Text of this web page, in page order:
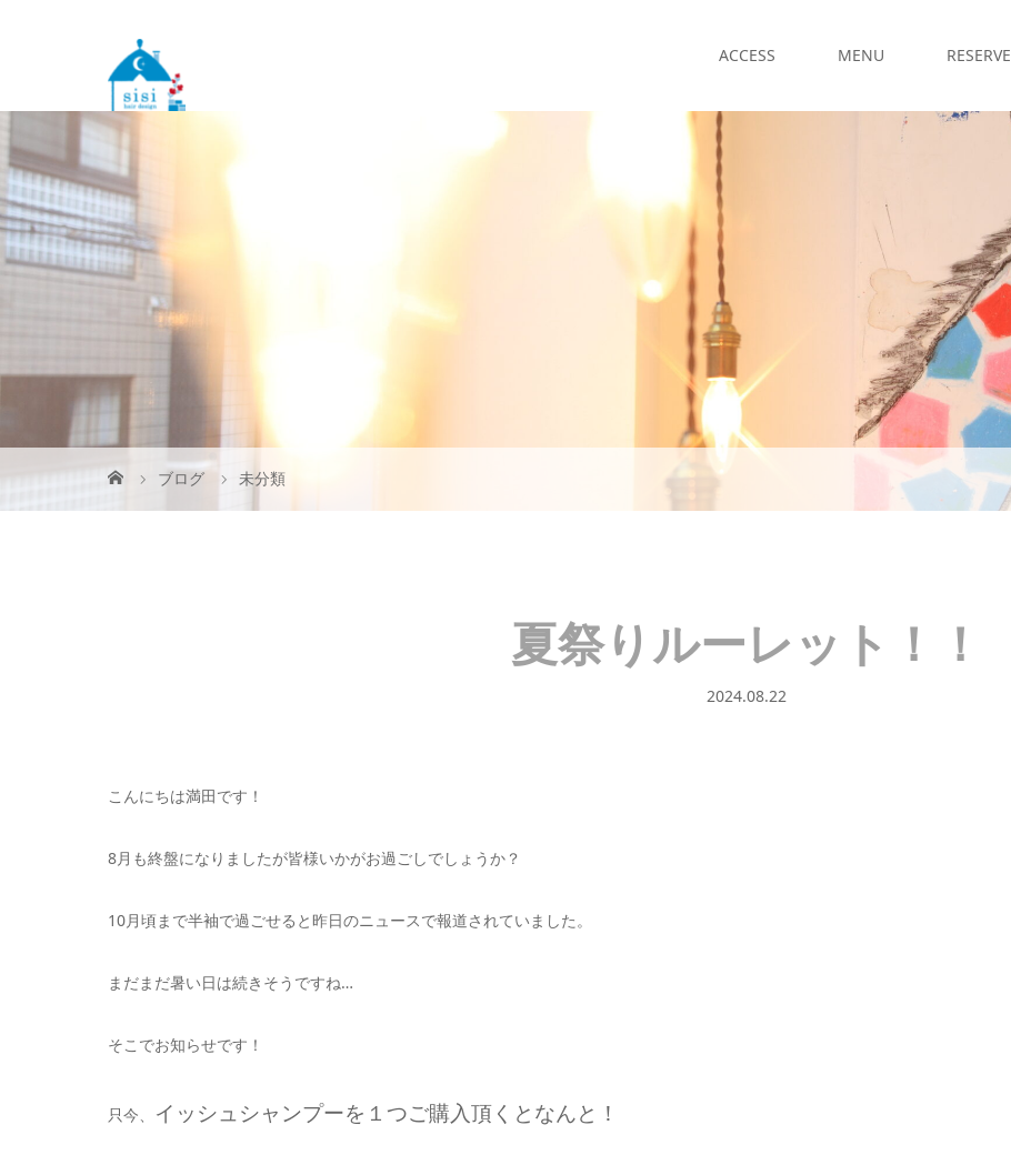
ACCESS MENU RESERVE
ブログ 未分類
夏祭りルーレット！！
2024.08.22
こんにちは満田です！
8月も終盤になりましたが皆様いかがお過ごしでしょうか？
10月頃まで半袖で過ごせると昨日のニュースで報道されていました。
まだまだ暑い日は続きそうですね…
そこでお知らせです！
只今、 イッシュシャンプーを１つご購入頂くとなんと！